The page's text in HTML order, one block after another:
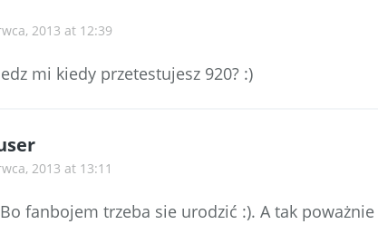
2013 at 12:39
mi kiedy przetestujesz 920? :)
2013 at 13:11
fanbojem trzeba sie urodzić :). A tak poważnie